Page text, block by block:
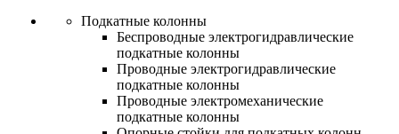
Подкатные колонны
Беспроводные электрогидравлические
подкатные колонны
Проводные электрогидравлические
подкатные колонны
Проводные электромеханические
подкатные колонны